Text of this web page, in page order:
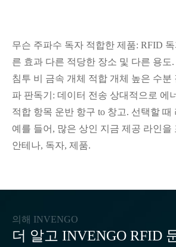
무슨 주파수 독자 적합한 제품: RFID
른 효과 다른 적당한 장소 및 다른 용도
침투 비 금속 개체 적합 개체 높은 수분
파 판독기: 데이터 전송 상대적으로 에
적합 항목 운반 항구 to 창고. 선택할 때
예를 들어, 많은 상인 지금 제공 라인을
안테나, 독자, 제품.
의해 INVENGO
더 알고 INVENGO RFID